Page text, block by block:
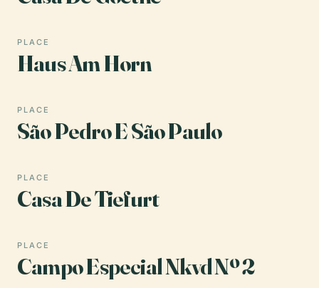
PLACE
Haus Am Horn
PLACE
São Pedro E São Paulo
PLACE
Casa De Tiefurt
PLACE
Campo Especial Nkvd Nº 2